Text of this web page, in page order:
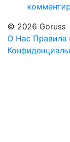
© 2026 Goruss
О Нас Правила